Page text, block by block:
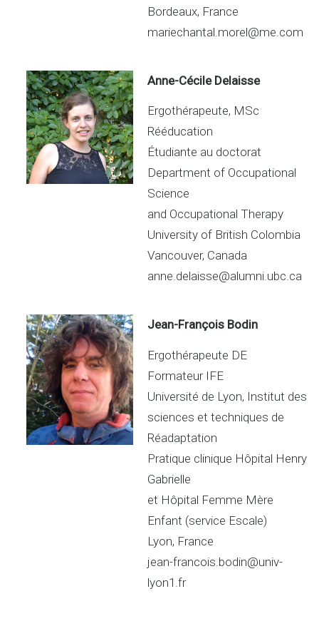
Bordeaux, France
mariechantal.morel@me.com
Anne-Cécile Delaisse
Ergothérapeute, MSc
Rééducation
Étudiante au doctorat
Department of Occupational
Science
and Occupational Therapy
University of British Colombia
Vancouver, Canada
anne.delaisse@alumni.ubc.ca
Jean-François Bodin
Ergothérapeute DE
Formateur IFE
Université de Lyon, Institut des
sciences et techniques de
Réadaptation
Pratique clinique Hôpital Henry
Gabrielle
et Hôpital Femme Mère
Enfant (service Escale)
Lyon, France
jean-francois.bodin@univ-
lyon1.fr